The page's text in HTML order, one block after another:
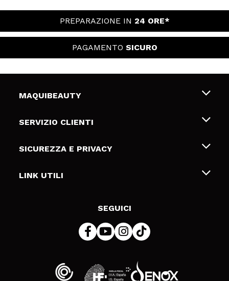
PREPARAZIONE IN 24 ORE*
PAGAMENTO SICURO
MAQUIBEAUTY
Chi siamo
Gift Cards
SERVIZIO CLIENTI
Spedizioni & Resi
Metodi di pagamamento
SICUREZZA E PRIVACY
Termini e condizioni
LINK UTILI
SEGUICI